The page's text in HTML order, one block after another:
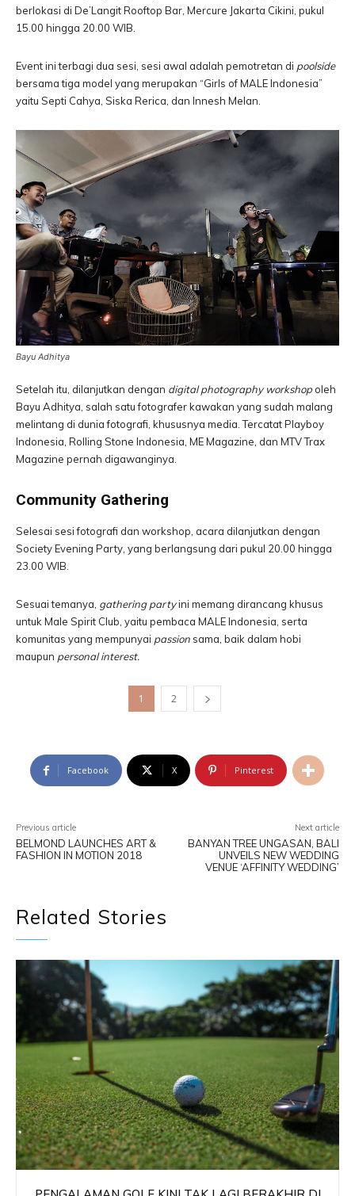
berlokasi di De’Langit Rooftop Bar, Mercure Jakarta Cikini, pukul
15.00 hingga 20.00 WIB.
Event ini terbagi dua sesi, sesi awal adalah pemotretan di poolside
bersama tiga model yang merupakan “Girls of MALE Indonesia”
yaitu Septi Cahya, Siska Rerica, dan Innesh Melan.
Bayu Adhitya
Setelah itu, dilanjutkan dengan digital photography workshopoleh
Bayu Adhitya, salah satu fotografer kawakan yang sudah malang
melintang di dunia fotografi, khususnya media. Tercatat Playboy
Indonesia, Rolling Stone Indonesia, ME Magazine, dan MTV Trax
Magazine pernah digawanginya.
Community Gathering
Selesai sesi fotografi dan workshop, acara dilanjutkan dengan
Society Evening Party, yang berlangsung dari pukul 20.00 hingga
23.00 WIB.
Sesuai temanya, gathering partyini memang dirancang khusus
untuk Male Spirit Club, yaitu pembaca MALE Indonesia, serta
komunitas yang mempunyai passion sama, baik dalam hobi
maupun personal interest.
1 2
Facebook X Pinterest
Previous article
BELMOND LAUNCHES ART &
FASHION IN MOTION 2018
Next article
BANYAN TREE UNGASAN, BALI
UNVEILS NEW WEDDING
VENUE ‘AFFINITY WEDDING’
Related Stories